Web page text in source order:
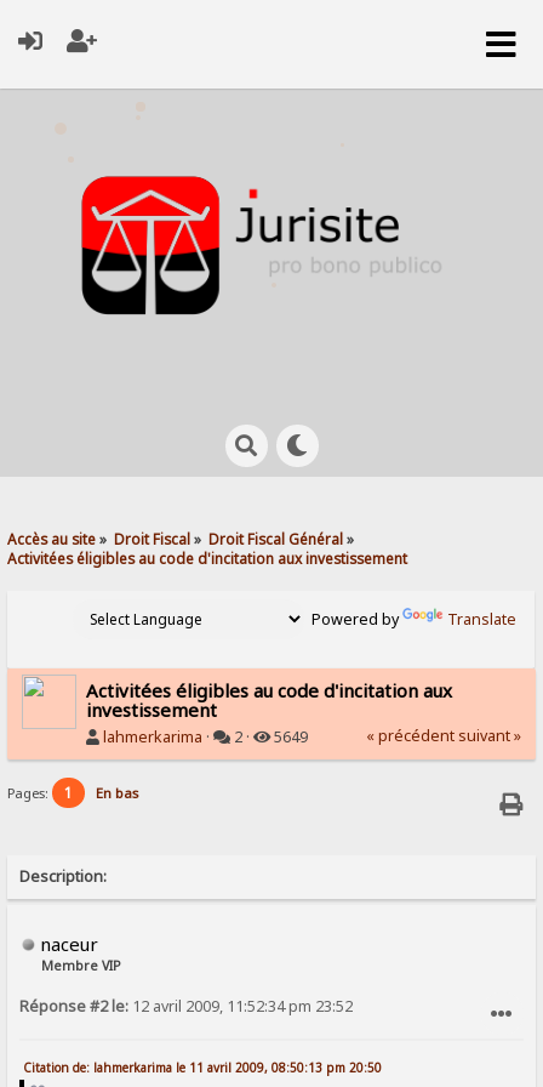
Accès au site» Droit Fiscal» Droit Fiscal Général»
Activitées éligibles au code d'incitation aux investissement
Powered by Translate
Activitées éligibles au code d'incitation aux
investissement
lahmerkarima · 2 · 5649 « précédent suivant »
Pages: 1 En bas
Description:
naceur
Membre VIP
Réponse #2 le: 12 avril 2009, 11:52:34 pm 23:52
Citation de: lahmerkarima le 11 avril 2009, 08:50:13 pm 20:50